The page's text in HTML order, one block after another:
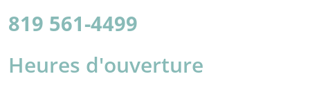
819 561-4499
Heures d'ouverture